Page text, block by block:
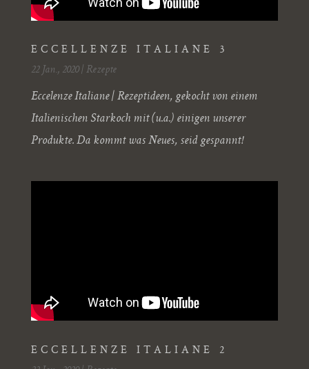
ECCELLENZE ITALIANE 3
22 Jan., 2020| Rezepte
Eccelenze Italiane | Rezeptideen, gekocht von einem
Italienischen Starkoch mit (u.a.) einigen unserer
Produkte. Da kommt was Neues, seid gespannt!
ECCELLENZE ITALIANE 2